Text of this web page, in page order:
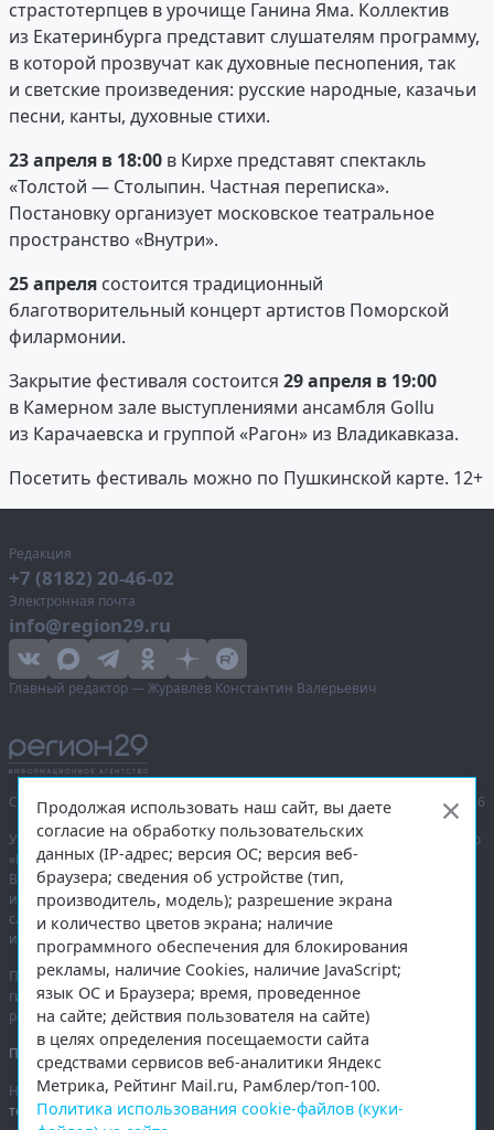
страстотерпцев в урочище Ганина Яма. Коллектив
из Екатеринбурга представит слушателям программу,
в которой прозвучат как духовные песнопения, так
и светские произведения: русские народные, казачьи
песни, канты, духовные стихи.
23 апреля в 18:00 в Кирхе представят спектакль
«Толстой — Столыпин. Частная переписка».
Постановку организует московское театральное
пространство «Внутри».
25 апреля состоится традиционный
благотворительный концерт артистов Поморской
филармонии.
Закрытие фестиваля состоится 29 апреля в 19:00
в Камерном зале выступлениями ансамбля Gollu
из Карачаевска и группой «Рагон» из Владикавказа.
Посетить фестиваль можно по Пушкинской карте. 12+
Редакция
+7 (8182) 20-46-02
Электронная почта
info@region29.ru
Главный редактор — Журавлёв Константин Валерьевич
Сетевое издание «Информационное агентство Регион 29»,
© 2016–2026
Учредитель — общество с ограниченной ответственностью «Агентство
«Правда Севера».
Выписка из реестра зарегистрированных средств массовой
информации:ЭЛ № ФС 77-74226от 09.11.2018 выдано Федеральной
службой по надзору в сфере связи, информационных технологий
и массовых коммуникаций (Роскомнадзор).
При полном или частичном использовании любых материалов
гиперссылка на region29.ruобязательна. Копирование материалов без
разрешения администрации сайта запрещено.
Правовая информация
На информационном ресурсе применяютсярекомендательные
технологии.
Продолжая использовать наш сайт, вы даете
согласие на обработку пользовательских
данных (IP-адрес; версия ОС; версия веб-
браузера; сведения об устройстве (тип,
производитель, модель); разрешение экрана
и количество цветов экрана; наличие
программного обеспечения для блокирования
рекламы, наличие Cookies, наличие JavaScript;
язык ОС и Браузера; время, проведенное
на сайте; действия пользователя на сайте)
в целях определения посещаемости сайта
средствами сервисов веб-аналитики Яндекс
Метрика, Рейтинг Mail.ru, Рамблер/топ-100.
Политика использования cookie-файлов (куки-